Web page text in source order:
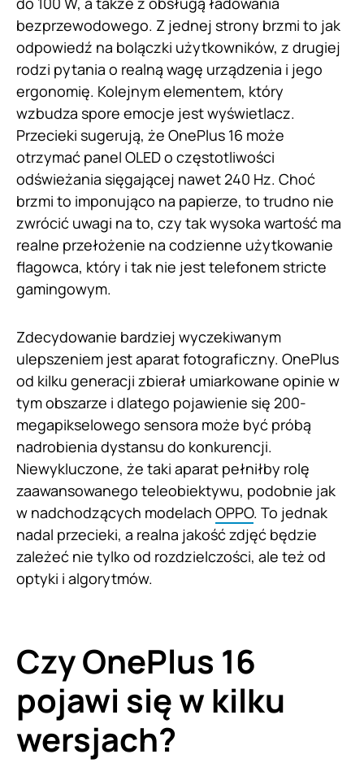
bezprzewodowego. Z jednej strony brzmi to jak
odpowiedź na bolączki użytkowników, z drugiej
rodzi pytania o realną wagę urządzenia i jego
ergonomię. Kolejnym elementem, który
wzbudza spore emocje jest wyświetlacz.
Przecieki sugerują, że OnePlus 16 może
otrzymać panel OLED o częstotliwości
odświeżania sięgającej nawet 240 Hz. Choć
brzmi to imponująco na papierze, to trudno nie
zwrócić uwagi na to, czy tak wysoka wartość ma
realne przełożenie na codzienne użytkowanie
flagowca, który i tak nie jest telefonem stricte
gamingowym.
Zdecydowanie bardziej wyczekiwanym
ulepszeniem jest aparat fotograficzny. OnePlus
od kilku generacji zbierał umiarkowane opinie w
tym obszarze i dlatego pojawienie się 200-
megapikselowego sensora może być próbą
nadrobienia dystansu do konkurencji.
Niewykluczone, że taki aparat pełniłby rolę
zaawansowanego teleobiektywu, podobnie jak
w nadchodzących modelach OPPO. To jednak
nadal przecieki, a realna jakość zdjęć będzie
zależeć nie tylko od rozdzielczości, ale też od
optyki i algorytmów.
Czy OnePlus 16
pojawi się w kilku
wersjach?